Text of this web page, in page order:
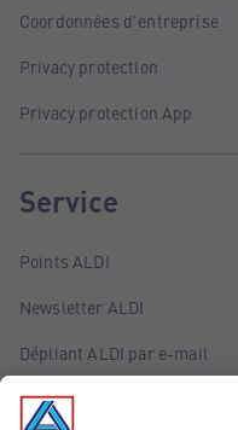
Coordonnées d'entreprise
Privacy protection
Privacy protection App
Service
Points ALDI
Newsletter ALDI
Dépliant ALDI par e-mail
Offres